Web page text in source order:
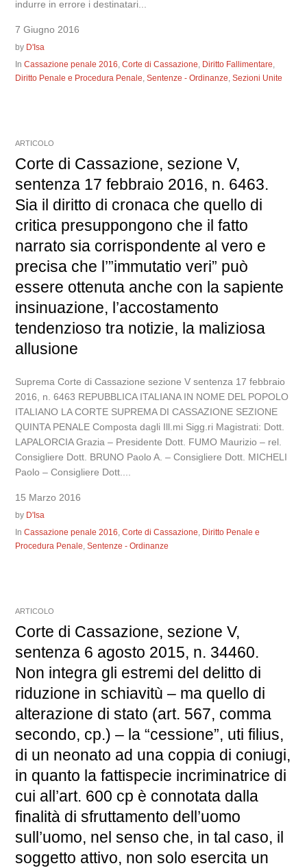
indurre in errore i destinatari...
7 Giugno 2016
by D'Isa
InCassazione penale 2016 ,Corte di Cassazione Diritto Fallimentare
Diritto Penale e Procedura Penale ,Sentenze - Ordinanze ,Sezioni Unite
ARTICOLO
Corte di Cassazione, sezione V,
sentenza 17 febbraio 2016, n. 6463.
Sia il diritto di cronaca che quello di
critica presuppongono che il fatto
narrato sia corrispondente al vero e
precisa che l’”immutatio veri” può
essere ottenuta anche con la sapiente
insinuazione, l’accostamento
tendenzioso tra notizie, la maliziosa
allusione
Suprema Corte di Cassazione sezione V sentenza 17 febbraio
2016, n. 6463 REPUBBLICA ITALIANA IN NOME DEL POPOLO
ITALIANO LA CORTE SUPREMA DI CASSAZIONE SEZIONE
QUINTA PENALE Composta dagli Ill.mi Sigg.ri Magistrati: Dott.
LAPALORCIA Grazia – Presidente Dott. FUMO Maurizio – rel.
Consigliere Dott. BRUNO Paolo A. – Consigliere Dott. MICHELI
Paolo – Consigliere Dott....
15 Marzo 2016
by D'Isa
InCassazione penale 2016 ,Corte di Cassazione Diritto Penale e
Procedura Penale ,Sentenze - Ordinanze
ARTICOLO
Corte di Cassazione, sezione V,
sentenza 6 agosto 2015, n. 34460.
Non integra gli estremi del delitto di
riduzione in schiavitù – ma quello di
alterazione di stato (art. 567, comma
secondo, cp.) – la “cessione”, uti filius,
di un neonato ad una coppia di coniugi,
in quanto la fattispecie incriminatrice di
cui all’art. 600 cp è connotata dalla
finalità di sfruttamento dell’uomo
sull’uomo, nel senso che, in tal caso, il
soggetto attivo, non solo esercita un